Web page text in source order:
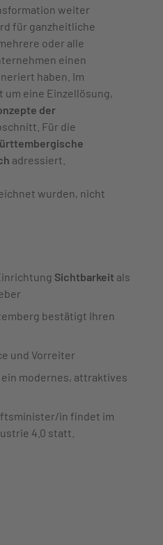
weiter
für ganzheitliche
oder alle
einen
haben. Im
um eine Einzellösung,
der
Für die
adressiert.
wurden, nicht
Sichtbarkeit als
bestätigt Ihren
und Vorreiter
modernes, attraktives
in findet im
4.0 statt.